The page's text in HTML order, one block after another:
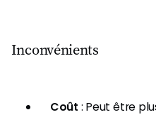
Inconvénients
Coût : Peut être